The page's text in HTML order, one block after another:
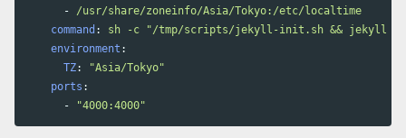
-
/usr/share/zoneinfo/Asia/Tokyo:/etc/localtime
command :
sh -c "/tmp/scripts/jekyll-init.sh && jekyll
environment :
TZ: "Asia/Tokyo"
ports :
-
"4000:4000"